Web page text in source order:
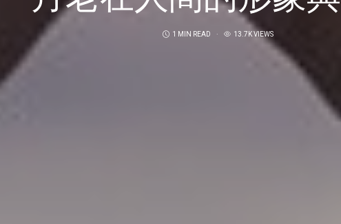
1 MIN READ 13.7K VIEWS